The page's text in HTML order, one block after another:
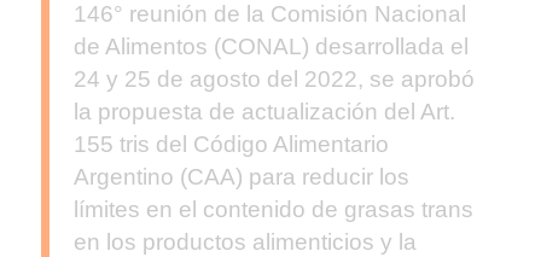
146° reunión de la Comisión Nacional
de Alimentos (CONAL) desarrollada el
24 y 25 de agosto del 2022, se aprobó
la propuesta de actualización del Art.
155 tris del Código Alimentario
Argentino (CAA) para reducir los
límites en el contenido de grasas trans
en los productos alimenticios y la